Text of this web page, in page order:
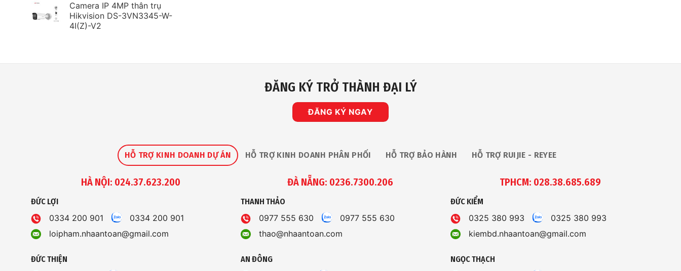
Camera IP 4MP thân trụ
Hikvision DS-3VN3345-W-
4I(Z)-V2
ĐĂNG KÝ TRỞ THÀNH ĐẠI LÝ
ĐĂNG KÝ NGAY
HỖ TRỢ KINH DOANH DỰ ÁN HỖ TRỢ KINH DOANH PHÂN PHỐI HỖ TRỢ BẢO HÀNH HỖ TRỢ RUIJIE - REYEE
HÀ NỘI: 024.37.623.200
ĐỨC LỢI
0334 200 901
0334 200 901
loipham.nhaantoan@gmail.com
ĐỨC THIỆN
ĐÀ NẴNG: 0236.7300.206
THANH THẢO
0977 555 630
0977 555 630
thao@nhaantoan.com
AN ĐÔNG
TPHCM: 028.38.685.689
ĐỨC KIỂM
0325 380 993
0325 380 993
kiembd.nhaantoan@gmail.com
NGỌC THẠCH